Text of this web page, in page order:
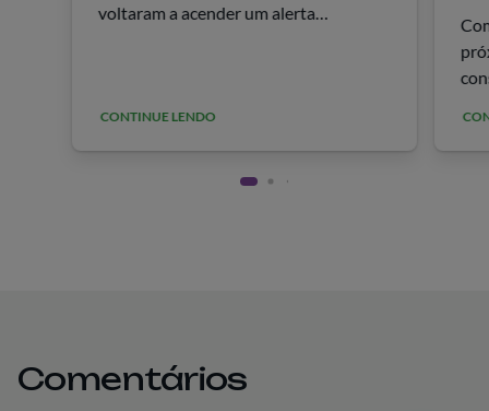
voltaram a acender um alerta
&hellip;
CONTINUE LENDO
Comentários